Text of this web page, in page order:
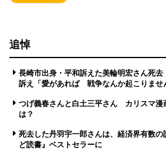
追悼
長崎市出身・平和訴えた美輪明宏さん死
訴え「愛があれば 戦争なんか起こりませ
つげ義春さんと白土三平さん カリスマ漫
は？
死去した丹羽宇一郎さんは、経済界有数
ど読書』ベストセラーに